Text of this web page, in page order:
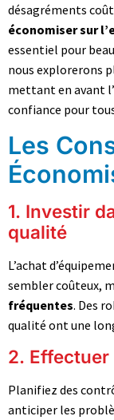
désagréments
économiser sur
essentiel pour
nous explorerons
mettant en avant
confiance pour
Les
1. Investir
qualité
L’achat
sembler coûteux,
fréquentes. Des
qualité ont une
2.
Planifiez des
anticiper les